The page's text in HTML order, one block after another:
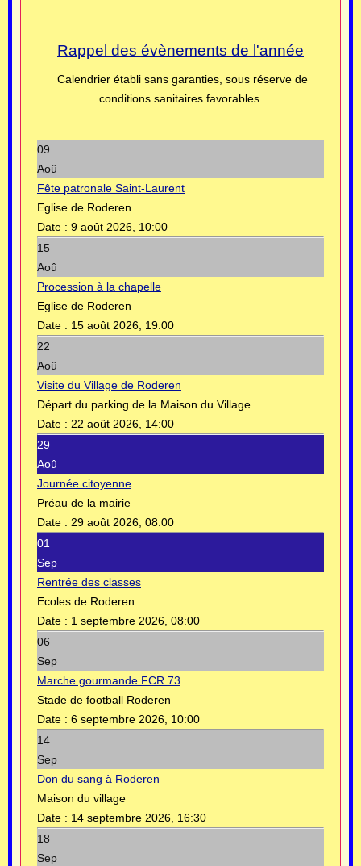
Rappel des évènements de l'année
Calendrier établi sans garanties, sous réserve de
conditions sanitaires favorables.
09
Aoû
Fête patronale Saint-Laurent
Eglise de Roderen
Date : 9 août 2026, 10:00
15
Aoû
Procession à la chapelle
Eglise de Roderen
Date : 15 août 2026, 19:00
22
Aoû
Visite du Village de Roderen
Départ du parking de la Maison du Village.
Date : 22 août 2026, 14:00
29
Aoû
Journée citoyenne
Préau de la mairie
Date : 29 août 2026, 08:00
01
Sep
Rentrée des classes
Ecoles de Roderen
Date : 1 septembre 2026, 08:00
06
Sep
Marche gourmande FCR 73
Stade de football Roderen
Date : 6 septembre 2026, 10:00
14
Sep
Don du sang à Roderen
Maison du village
Date : 14 septembre 2026, 16:30
18
Sep